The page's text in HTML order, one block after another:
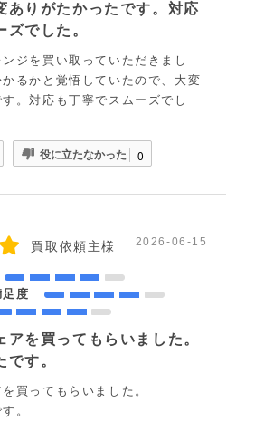
ありがたかったです。対応
ズでした。
ジを買い取っていただきまし
るかと覚悟していたので、大変
。対応も丁寧でスムーズでし
役に立たなかった 0
買取依頼主様 2026-06-15
足度
アを買ってもらいました。
です。
買ってもらいました。
。